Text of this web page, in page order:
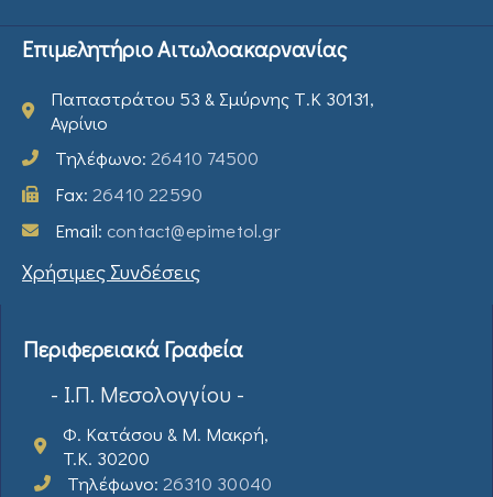
Επιμελητήριο Αιτωλοακαρνανίας
Παπαστράτου 53 & Σμύρνης Τ.Κ 30131,
Αγρίνιο
Τηλέφωνο: 26410 74500
Fax: 26410 22590
Email: contact@epimetol.gr
Χρήσιμες Συνδέσεις
Περιφερειακά Γραφεία
- Ι.Π. Μεσολογγίου -
Φ. Κατάσου & Μ. Μακρή,
T.K. 30200
Τηλέφωνο: 26310 30040